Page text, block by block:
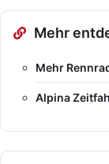
Mehr
Mehr
Alpina